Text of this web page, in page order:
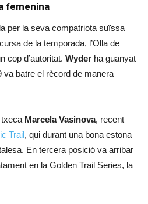
femenina
per la seva compatriota suïssa
de la temporada, l’Olla de
cop d’autoritat. Wyder ha guanyat
va batre el rècord de manera
Marcela Vasinova, recent
Trail, qui durant una bona estona
En tercera posició va arribar
en la Golden Trail Series, la